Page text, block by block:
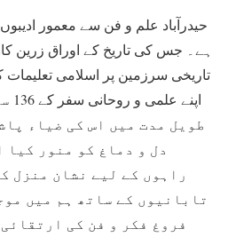
حیدرآباد علم و فن سے معمور
ہے۔ جس کی تاریخ کے اوراق زرین
تاریخی سرزمین پر اسلامی تعلیمات
طویل مدت میں اس کی ضیاء
دل و دماغ کو منور کیا
راہوں کے لیے نشان منزل
تابانیوں کے ساتھ ہم میں
فروغ فکر و فن کی